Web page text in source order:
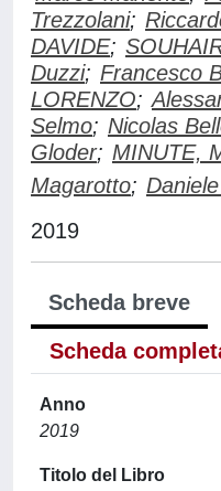
Trezzolani;
DAVIDE;
Duzzi; Francesco
LORENZO;
Selmo; Nicolas
Gloder; MINUTE,
Magarotto;
2019
Scheda breve
Scheda
Anno
2019
Titolo del Libro